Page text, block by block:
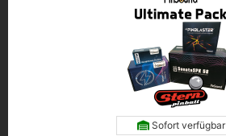
Sofort verfügbar